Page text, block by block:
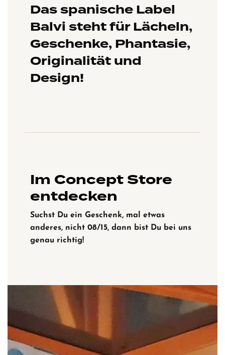
Das spanische Label
Balvi steht für Lächeln,
Geschenke, Phantasie,
Originalität und
Design!
Im Concept Store
entdecken
Suchst Du ein Geschenk, mal etwas
anderes, nicht 08/15, dann bist Du bei uns
genau richtig!